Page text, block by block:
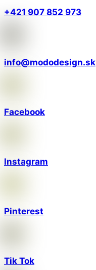
+421 907 852 973
info@mododesign.sk
Facebook
Instagram
Pinterest
Tik Tok